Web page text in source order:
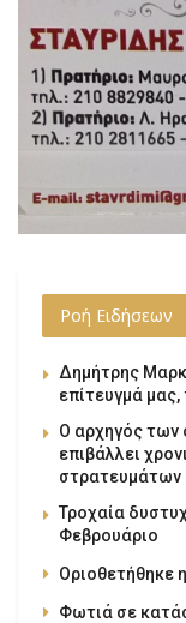
Ροή Ειδήσεων
Δημήτρης
επίτευγμά
Ο αρχηγός των
επιβάλλει
στρατευμάτων
Τροχαία
Φεβρουάριο
Οριοθετήθηκε
Φωτιά σε